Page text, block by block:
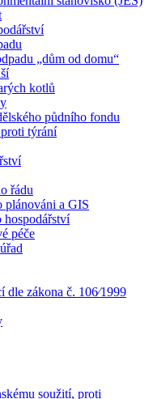
„dům od domu“
kotlů
půdního fondu
týrání
řádu
plánováni a GIS
péče
zákona č. 106⁄1999
soužití, proti